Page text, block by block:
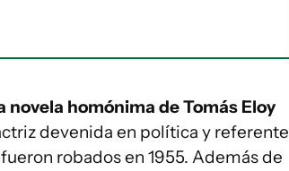
novela homónima de Tomás Eloy
devenida en política y referente
robados en 1955. Además de